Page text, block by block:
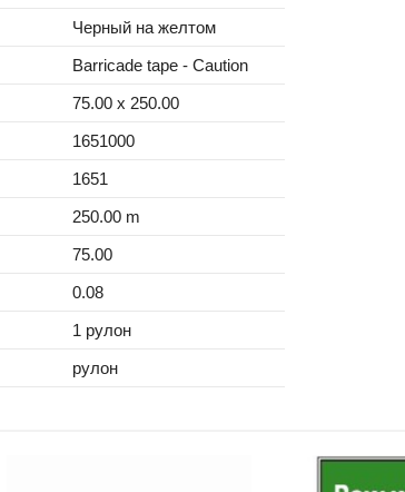
Черный на желтом
Barricade tape - Caution
75.00 x 250.00
1651000
1651
250.00 m
75.00
0.08
1 рулон
рулон